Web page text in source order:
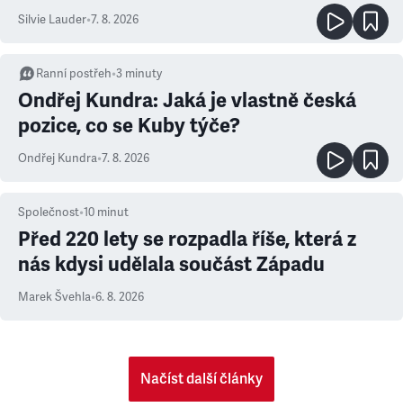
Silvie Lauder•7. 8. 2026
Ranní postřeh•3 minuty
Ondřej Kundra: Jaká je vlastně česká
pozice, co se Kuby týče?
Ondřej Kundra•7. 8. 2026
Společnost•10 minut
Před 220 lety se rozpadla říše, která z
nás kdysi udělala součást Západu
Marek Švehla•6. 8. 2026
Načíst další články